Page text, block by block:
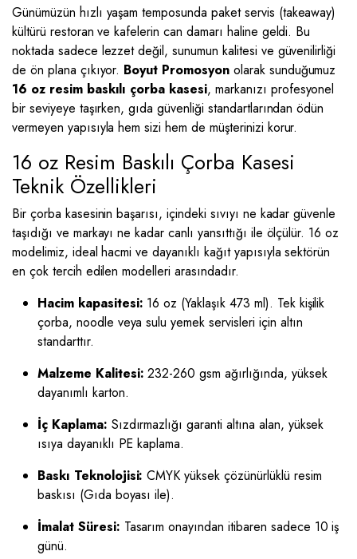
Günümüzün hızlı yaşam temposunda paket servis (takeaway)
kültürü restoran ve kafelerin can damarı haline geldi. Bu
noktada sadece lezzet değil, sunumun kalitesi ve güvenilirliği
de ön plana çıkıyor. Boyut Promosyonolarak sunduğumuz
16 oz resim baskılı çorba kasesi, markanızı profesyonel
bir seviyeye taşırken, gıda güvenliği standartlarından ödün
vermeyen yapısıyla hem sizi hem de müşterinizi korur.
16 oz Resim Baskılı Çorba Kasesi
Teknik Özellikleri
Bir çorba kasesinin başarısı, içindeki sıvıyı ne kadar güvenle
taşıdığı ve markayı ne kadar canlı yansıttığı ile ölçülür. 16 oz
modelimiz, ideal hacmi ve dayanıklı kağıt yapısıyla sektörün
en çok tercih edilen modelleri arasındadır.
Hacim kapasitesi: 16 oz (Yaklaşık 473 ml). Tek kişilik
çorba, noodle veya sulu yemek servisleri için altın
standarttır.
Malzeme Kalitesi: 232-260 gsm ağırlığında, yüksek
dayanımlı karton.
İç Kaplama: Sızdırmazlığı garanti altına alan, yüksek
ısıya dayanıklı PE kaplama.
Baskı Teknolojisi: CMYK yüksek çözünürlüklü resim
baskısı (Gıda boyası ile).
İmalat Süresi: Tasarım onayından itibaren sadece 10 iş
günü.